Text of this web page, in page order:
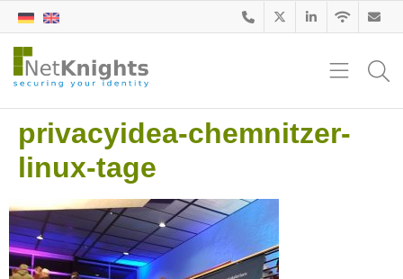
privacyidea-chemnitzer-
linux-tage